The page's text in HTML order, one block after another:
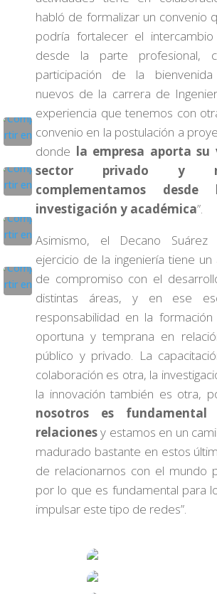
habló de formalizar un convenio
podría fortalecer el
desde la parte profesional,
participación de la
nuevos de la carrera de
experiencia que tenemos con
convenio en la postulación a
donde la empresa aporta su
sector privado y
complementamos
investigación y académica”.
Asimismo, el Decano Suárez
ejercicio de la ingeniería tiene
de compromiso con el
distintas áreas, y en ese
responsabilidad en la
oportuna y temprana en
público y privado. La
colaboración es otra, la
la innovación también es otra,
nosotros es
relacionesy estamos en un
madurado bastante en estos
de relacionarnos con el mundo
por lo que es fundamental para
impulsar este tipo de redes”.